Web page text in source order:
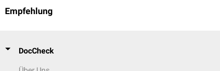
Empfehlung
DocCheck